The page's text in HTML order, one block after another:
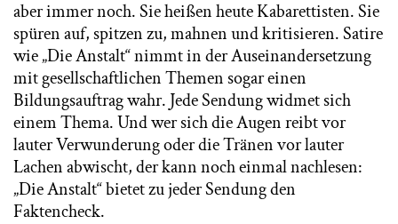
aber immer noch. Sie heißen heute Kabarettisten. Sie
spüren auf, spitzen zu, mahnen und kritisieren. Satire
wie „Die Anstalt“ nimmt in der Auseinandersetzung
mit gesellschaftlichen Themen sogar einen
Bildungsauftrag wahr. Jede Sendung widmet sich
einem Thema. Und wer sich die Augen reibt vor
lauter Verwunderung oder die Tränen vor lauter
Lachen abwischt, der kann noch einmal nachlesen:
„Die Anstalt“ bietet zu jeder Sendung den
Faktencheck.